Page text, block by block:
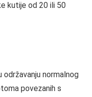
kutije od 20 ili 50
održavanju normalnog
povezanih s